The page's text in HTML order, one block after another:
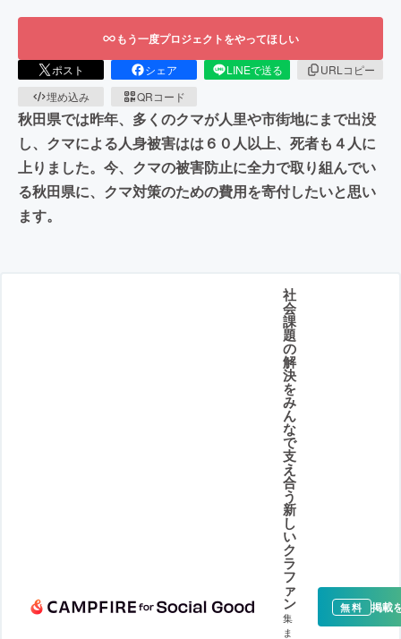
もう一度プロジェクトをやってほしい
ポスト シェア LINEで送る
URLコピー
埋め込み
QRコード
秋田県では昨年、多くのクマが人里や市街地にまで出没
し、クマによる人身被害はは６０人以上、死者も４人に
上りました。今、クマの被害防止に全力で取り組んでい
る秋田県に、クマ対策のための費用を寄付したいと思い
ます。
社
会
課
題
の
解
決
を
み
ん
な
で
支
え
合
う
新
し
い
ク
ラ
フ
ァ
ン
集
ま
無料 掲載